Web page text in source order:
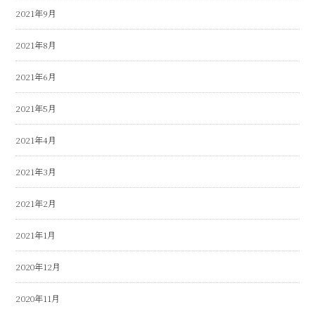
2021年9月
2021年8月
2021年6月
2021年5月
2021年4月
2021年3月
2021年2月
2021年1月
2020年12月
2020年11月